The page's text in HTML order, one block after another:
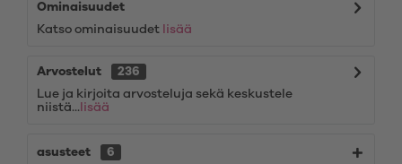
Ominaisuudet
Katso ominaisuudet lisää
Arvostelut
236
Lue ja kirjoita arvosteluja sekä keskustele
niistä... lisää
asusteet 6